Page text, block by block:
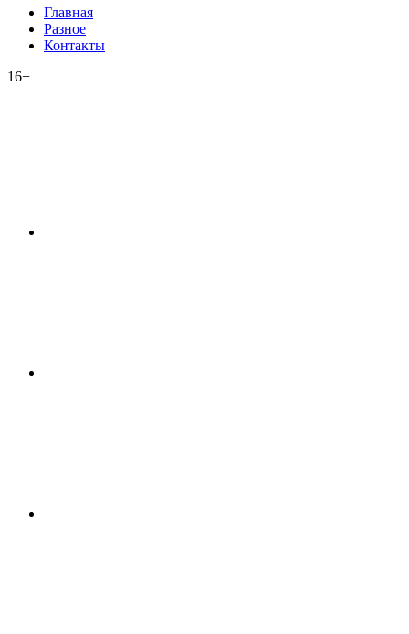
Главная
Разное
Контакты
16+